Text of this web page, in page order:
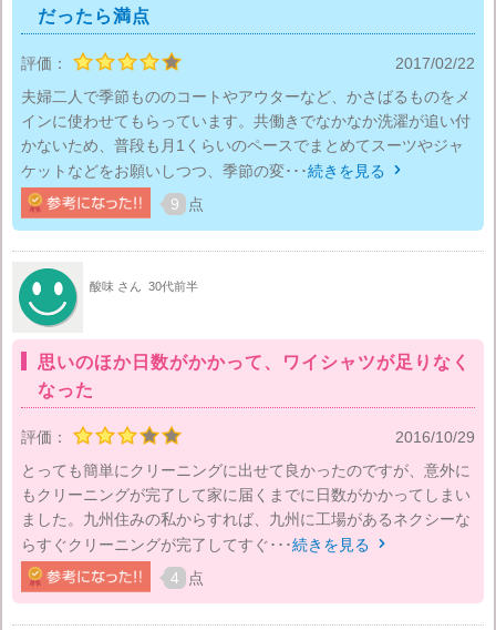
だったら満点
評価：
2017/02/22
夫婦二人で季節もののコートやアウターなど、かさばるものをメ
インに使わせてもらっています。共働きでなかなか洗濯が追い付
かないため、普段も月1くらいのペースでまとめてスーツやジャ
ケットなどをお願いしつつ、季節の変･･･続きを見る 
9 点
酸味 さん 30代前半
思いのほか日数がかかって、ワイシャツが足りなく
なった
評価：
2016/10/29
とっても簡単にクリーニングに出せて良かったのですが、意外に
もクリーニングが完了して家に届くまでに日数がかかってしまい
ました。九州住みの私からすれば、九州に工場があるネクシーな
らすぐクリーニングが完了してすぐ･･･続きを見る 
4 点